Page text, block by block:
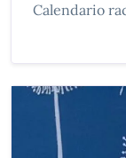
Calendario